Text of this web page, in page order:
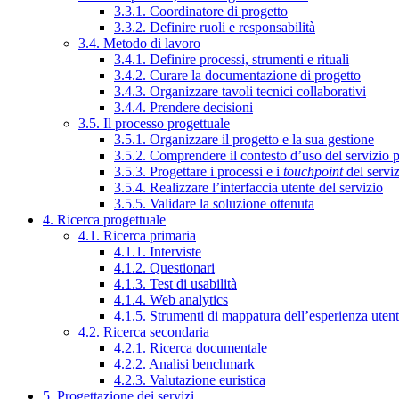
3.3.1. Coordinatore di progetto
3.3.2. Definire ruoli e responsabilità
3.4. Metodo di lavoro
3.4.1. Definire processi, strumenti e rituali
3.4.2. Curare la documentazione di progetto
3.4.3. Organizzare tavoli tecnici collaborativi
3.4.4. Prendere decisioni
3.5. Il processo progettuale
3.5.1. Organizzare il progetto e la sua gestione
3.5.2. Comprendere il contesto d’uso del servizio
3.5.3. Progettare i processi e i touchpointdel
3.5.4. Realizzare l’interfaccia utente del servizio
3.5.5. Validare la soluzione ottenuta
4. Ricerca progettuale
4.1. Ricerca primaria
4.1.1. Interviste
4.1.2. Questionari
4.1.3. Test di usabilità
4.1.4. Web analytics
4.1.5. Strumenti di mappatura dell’esperienza
4.2. Ricerca secondaria
4.2.1. Ricerca documentale
4.2.2. Analisi benchmark
4.2.3. Valutazione euristica
5. Progettazione dei servizi